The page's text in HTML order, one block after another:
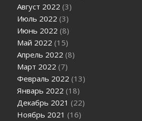
Август 2022 (3)
Июль 2022 (3)
Июнь 2022 (8)
Май 2022 (15)
Апрель 2022 (8)
Март 2022 (7)
Февраль 2022 (13)
Январь 2022 (18)
Декабрь 2021 (22)
Ноябрь 2021 (16)